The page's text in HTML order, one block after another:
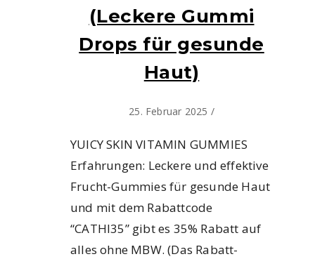
(Leckere Gummi
Drops für gesunde
Haut)
25. Februar 2025 /
YUICY SKIN VITAMIN GUMMIES
Erfahrungen: Leckere und effektive
Frucht-Gummies für gesunde Haut
und mit dem Rabattcode
“CATHI35” gibt es 35% Rabatt auf
alles ohne MBW. (Das Rabatt-